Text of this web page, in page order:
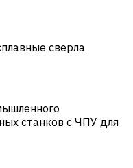
сверла
станков с ЧПУ для